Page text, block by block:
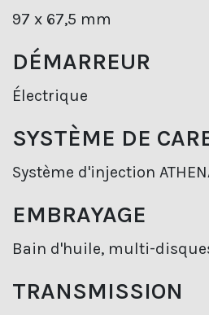
97 x 67,5 mm
DÉMARREUR
Électrique
SYSTÈME DE
Système d'injection
EMBRAYAGE
Bain d'huile, multi-
TRANSMISSION